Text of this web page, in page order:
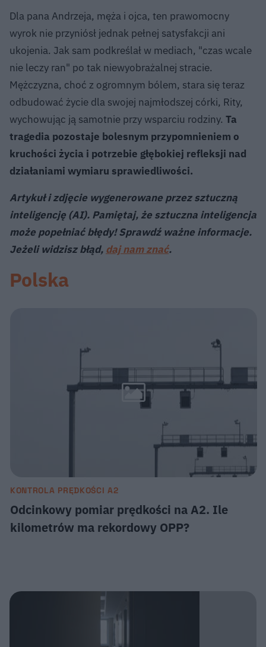
Dla pana Andrzeja, męża i ojca, ten prawomocny
wyrok nie przyniósł jednak pełnej satysfakcji ani
ukojenia. Jak sam podkreślał w mediach, "czas wcale
nie leczy ran" po tak niewyobrażalnej stracie.
Mężczyzna, choć z ogromnym bólem, stara się teraz
odbudować życie dla swojej najmłodszej córki, Rity,
wychowując ją samotnie przy wsparciu rodziny. Ta
tragedia pozostaje bolesnym przypomnieniem o
kruchości życia i potrzebie głębokiej refleksji nad
działaniami wymiaru sprawiedliwości.
Artykuł i zdjęcie wygenerowane przez sztuczną
inteligencję (AI). Pamiętaj, że sztuczna inteligencja
może popełniać błędy! Sprawdź ważne informacje.
Jeżeli widzisz błąd, daj nam znać.
Polska
KONTROLA PRĘDKOŚCI A2
Odcinkowy pomiar prędkości na A2. Ile
kilometrów ma rekordowy OPP?